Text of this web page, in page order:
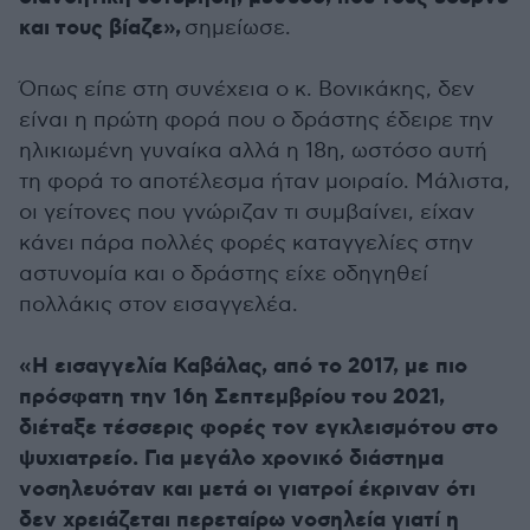
και τους βίαζε», σημείωσε.
Όπως είπε στη συνέχεια ο κ. Βονικάκης, δεν
είναι η πρώτη φορά που ο δράστης έδειρε την
ηλικιωμένη γυναίκα αλλά η 18η, ωστόσο αυτή
τη φορά το αποτέλεσμα ήταν μοιραίο. Μάλιστα,
οι γείτονες που γνώριζαν τι συμβαίνει, είχαν
κάνει πάρα πολλές φορές καταγγελίες στην
αστυνομία και ο δράστης είχε οδηγηθεί
πολλάκις στον εισαγγελέα.
«Η εισαγγελία Καβάλας, από το 2017, με πιο
πρόσφατη την 16η Σεπτεμβρίου του 2021,
διέταξε τέσσερις φορές τον εγκλεισμότου στο
ψυχιατρείο. Για μεγάλο χρονικό διάστημα
νοσηλευόταν και μετά οι γιατροί έκριναν ότι
δεν χρειάζεται περεταίρω νοσηλεία γιατί η